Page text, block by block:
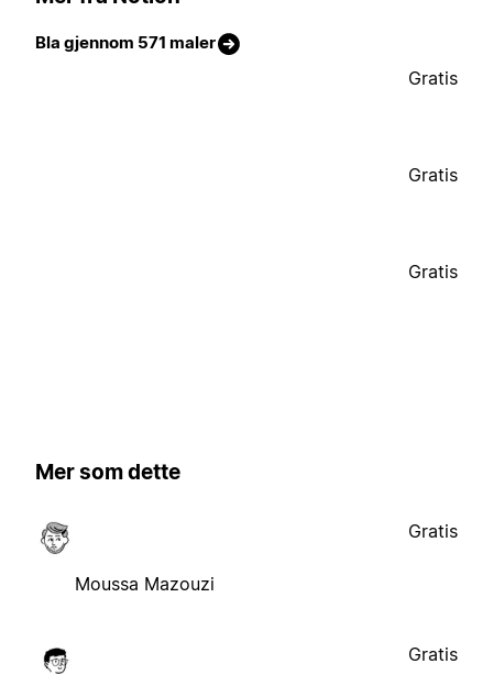
Bla gjennom 571 maler
Gratis
Gratis
Gratis
Mer som dette
Moussa Mazouzi
Gratis
Gratis